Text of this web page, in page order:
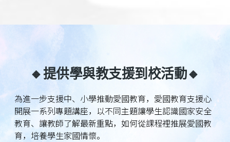
🔸️提供學與教支援到校活動🔸️
為進一步支援中、小學推動愛國教育，愛國教育支援心
開展一系列專題講座，以不同主題讓學生認識國家安全
教育、讓教師了解最新重點，如何從課程裡推展愛國教
育，培養學生家國情懷。